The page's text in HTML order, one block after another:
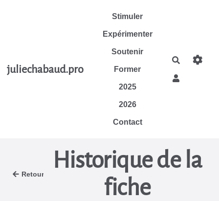
juliechabaud.pro
Stimuler
Expérimenter
Soutenir
Former
2025
2026
Contact
Rechercher
Retour
Historique de la
fiche